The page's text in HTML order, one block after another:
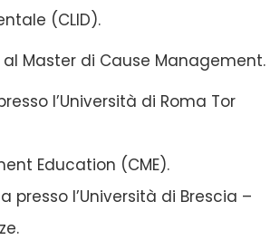
(CLID).
Master di Cause Management.
l’Università di Roma Tor
Education (CME).
l’Università di Brescia –